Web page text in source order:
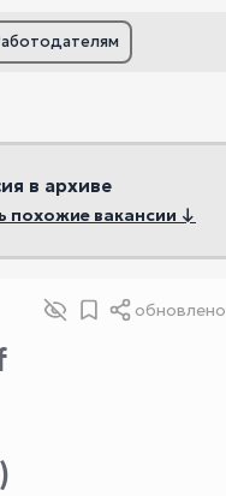
в архиве
похожие вакансии ↓
обновлено